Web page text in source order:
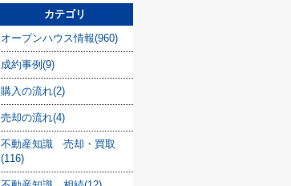
カテゴリ
オープンハウス情報(960)
成約事例(9)
購入の流れ(2)
売却の流れ(4)
不動産知識 売却・買取
(116)